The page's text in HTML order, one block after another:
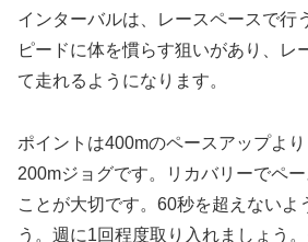
インターバルは、レースペースで行
ピードに体を慣らす狙いがあり、レ
て走れるようになります。
ポイントは400mのペースアップよ
200mジョグです。リカバリーでペ
ことが大切です。60秒を超えないよ
う。週に1回程度取り入れましょう。